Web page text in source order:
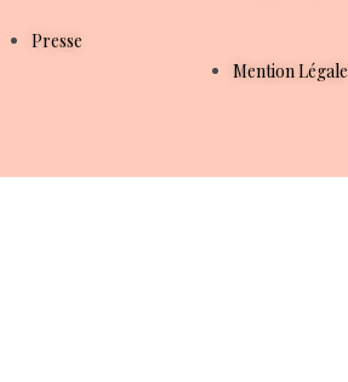
Presse
Mention Légale